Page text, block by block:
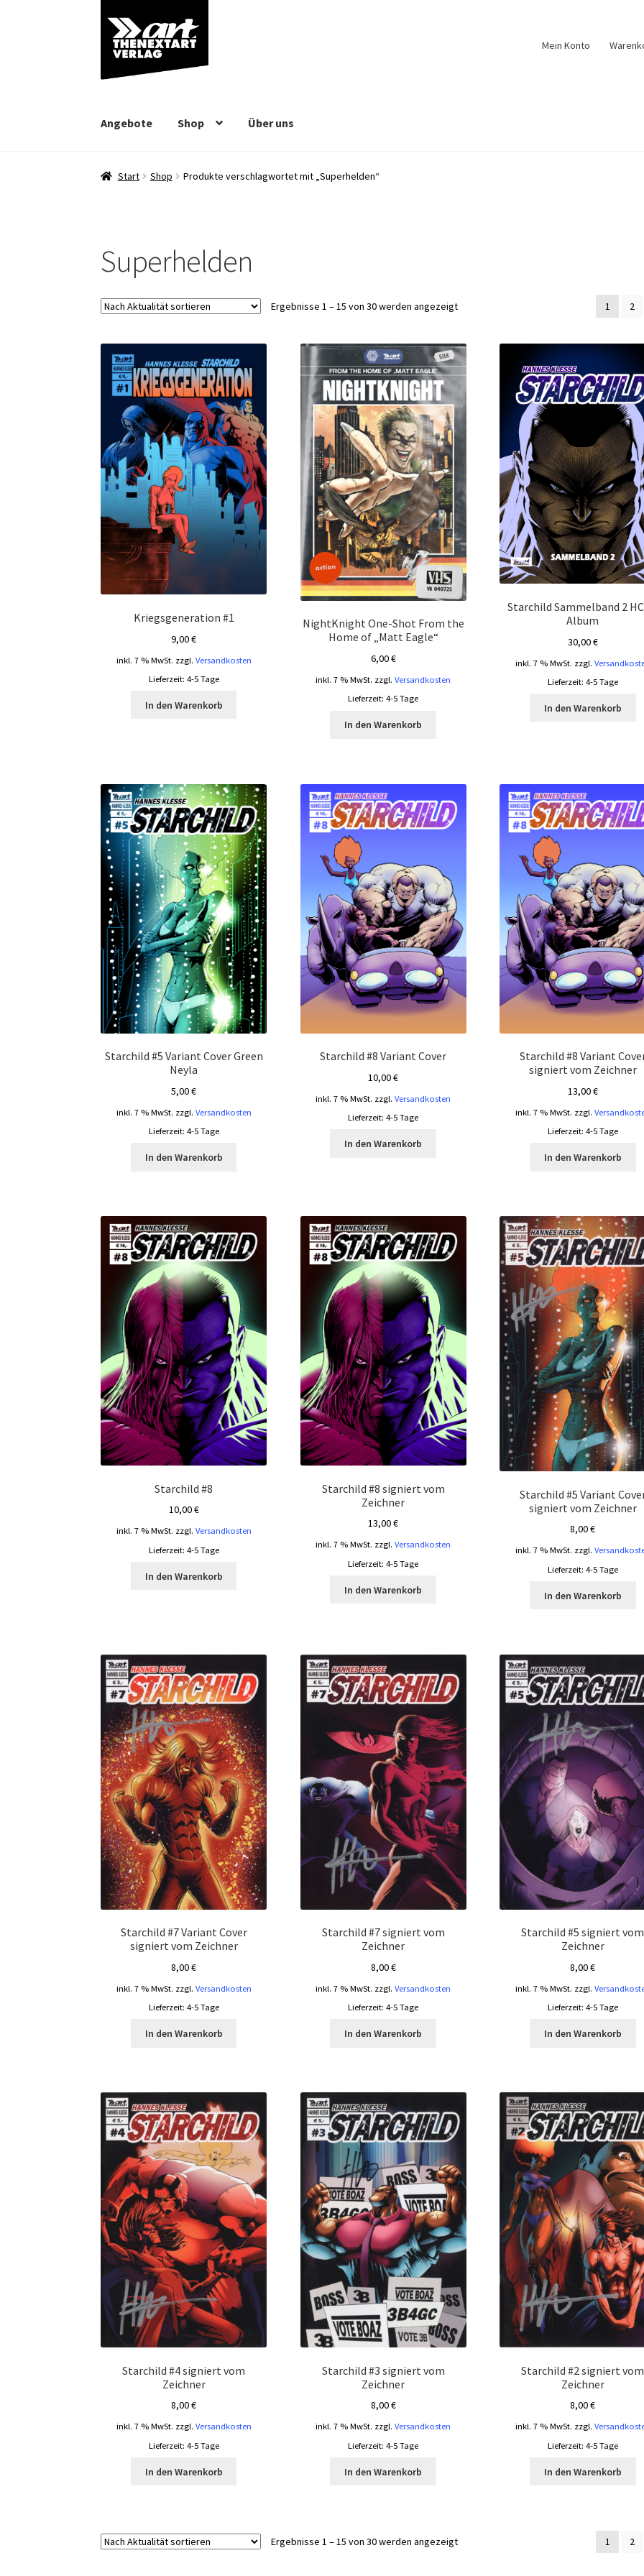
Zur
Navigation
springen
Zum
Inhalt
springen
Mein Konto
Angebote Shop Über uns
Start Shop Produkte verschlagwortet mit „Superhelden“
Superhelden
Ergebnisse 1 – 15 von 30 werden angezeigtNach
1 2
Kriegsgeneration #1
9,00€
inkl. 7 % MwSt. zzgl. Versandkosten
Lieferzeit: 4-5 Tage
In den Warenkorb
NightKnight One-Shot From the
Home of „Matt Eagle“
6,00€
inkl. 7 % MwSt. zzgl.Versandkosten
Lieferzeit:4-5 Tage
In den Warenkorb
Starchild Sammelband 2
Album
30,00€
inkl. 7 % MwSt. zzgl.
Lieferzeit: 4-5 Tage
In den Warenkorb
Starchild #5 Variant Cover Green
Neyla
5,00€
inkl. 7 % MwSt. zzgl. Versandkosten
Lieferzeit: 4-5 Tage
In den Warenkorb
Starchild #8 Variant Cover
10,00€
inkl. 7 % MwSt. zzgl.Versandkosten
Lieferzeit:4-5 Tage
In den Warenkorb
Starchild #8 Variant
signiert vom Zeichner
13,00€
inkl. 7 % MwSt. zzgl.
Lieferzeit: 4-5 Tage
In den Warenkorb
Starchild #8
10,00€
inkl. 7 % MwSt. zzgl. Versandkosten
Lieferzeit: 4-5 Tage
In den Warenkorb
Starchild #8 signiert vom
Zeichner
13,00€
inkl. 7 % MwSt. zzgl.Versandkosten
Lieferzeit:4-5 Tage
In den Warenkorb
Starchild #5 Variant
signiert vom Zeichner
8,00€
inkl. 7 % MwSt. zzgl.
Lieferzeit: 4-5 Tage
In den Warenkorb
Starchild #7 Variant Cover
signiert vom Zeichner
8,00€
inkl. 7 % MwSt. zzgl. Versandkosten
Lieferzeit: 4-5 Tage
In den Warenkorb
Starchild #7 signiert vom
Zeichner
8,00€
inkl. 7 % MwSt. zzgl.Versandkosten
Lieferzeit:4-5 Tage
In den Warenkorb
Starchild #5 signiert vom
Zeichner
8,00€
inkl. 7 % MwSt. zzgl.
Lieferzeit: 4-5 Tage
In den Warenkorb
Starchild #4 signiert vom
Zeichner
8,00€
inkl. 7 % MwSt. zzgl. Versandkosten
Lieferzeit: 4-5 Tage
In den Warenkorb
Starchild #3 signiert vom
Zeichner
8,00€
inkl. 7 % MwSt. zzgl.Versandkosten
Lieferzeit:4-5 Tage
In den Warenkorb
Starchild #2 signiert vom
Zeichner
8,00€
inkl. 7 % MwSt. zzgl.
Lieferzeit: 4-5 Tage
In den Warenkorb
Ergebnisse 1 – 15 von 30 werden angezeigtNach
1 2